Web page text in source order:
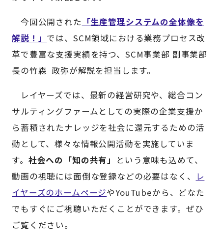
今回公開された 「生産管理システムの全体像を
解説！」 では、SCM領域における業務プロセス改
革で豊富な支援実績を持つ、SCM事業部 副事業部
長の竹森 政弥が解説を担当します。
レイヤーズでは、最新の経営研究や、総合コン
サルティングファームとしての実際の企業支援か
ら蓄積されたナレッジを社会に還元するための活
動として、様々な情報公開活動を実施していま
す。 社会への「知の共有」
という意味も込めて、
動画の視聴には面倒な登録などの必要はなく、
レ
イヤーズのホームページやYouTubeから、どなた
でもすぐにご視聴いただくことができます。ぜひ
ご覧ください。